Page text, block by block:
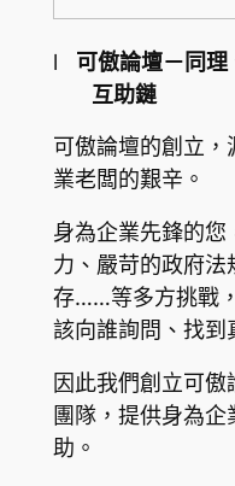
l 可傲論壇－同
互助鏈
可傲論壇的創立
業老闆的艱辛。
身為企業先鋒的您
力、嚴苛的政府法
存……等多方挑戰
該向誰詢問、找到
因此我們創立可
團隊，提供身為
助。